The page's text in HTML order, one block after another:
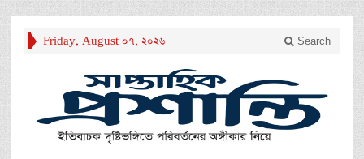
Friday, August 07, 2026 Search